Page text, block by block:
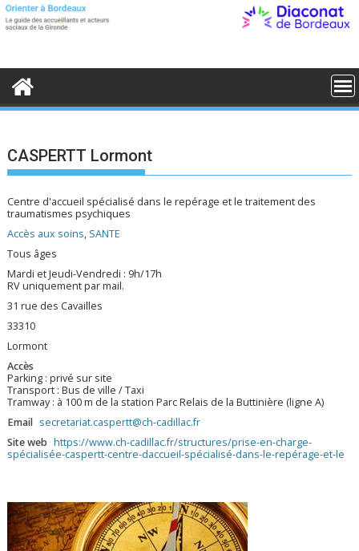
S
t
o
CASPERTT Lormont
Centre d'accueil spécialisé dans le repérage et le traitement des
traumatismes psychiques
Accès aux soins, SANTE
Tous âges
Mardi et Jeudi-Vendredi : 9h/17h
RV uniquement par mail.
31 rue des Cavailles
33310
Lormont
Accès
Parking : privé sur site
Transport : Bus de ville / Taxi
Tramway : à 100 m de la station Parc Relais de la Buttinière (ligne A)
Email secretariat.caspertt@ch-cadillac.fr
Site web https://www.ch-cadillac.fr/structures/prise-en-charge-
spécialisée-caspertt-centre-daccueil-spécialisé-dans-le-repérage-et-le